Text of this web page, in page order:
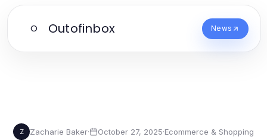
O Outofinbox News
Z Zacharie Baker· October 27, 2025·Ecommerce & Shopping